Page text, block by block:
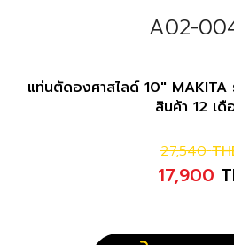
A02-
แท่นตัดองศาสไลด์ 10" MAKITA
สินค้า 12 เดื
27,540
17,900